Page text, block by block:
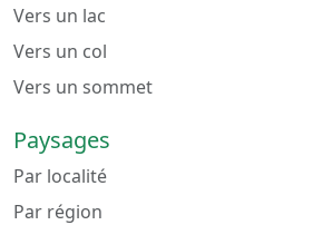
Vers un lac
Vers un col
Vers un sommet
Paysages
Par localité
Par région